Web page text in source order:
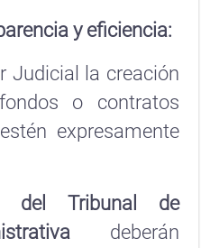
y eficiencia:
Judicial la creación
o contratos
expresamente
del Tribunal de
deberán